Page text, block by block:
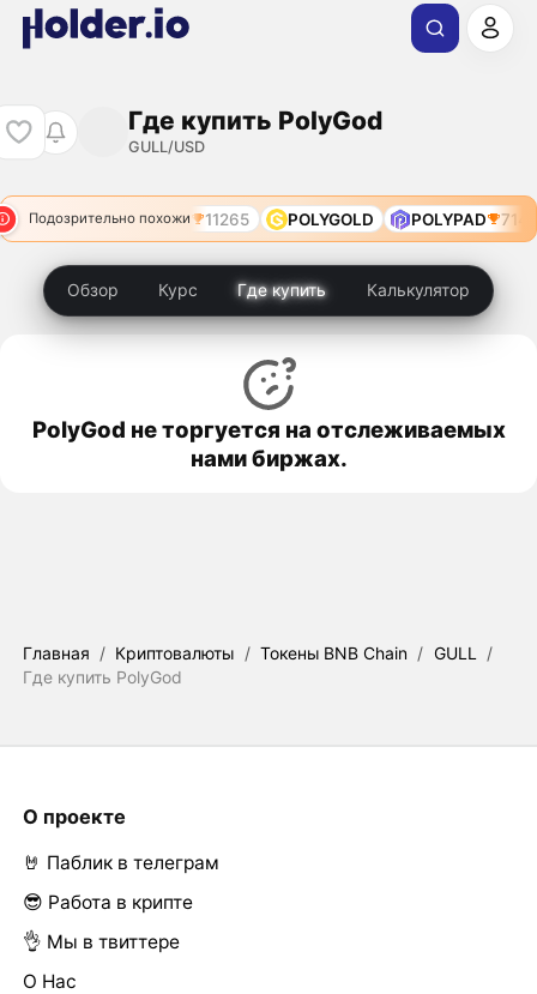
Где купить PolyGod
GULL/USD
Подозрительно похожи
8097 PGEN 11265 POLYGOLD POLYPAD 7149
Обзор Курс Где купить Калькулятор
PolyGod не торгуется на отслеживаемых
нами биржах.
Главная / Криптовалюты / Токены BNB Chain / GULL
/
Где купить PolyGod
О проекте
🤘 Паблик в телеграм
😎 Работа в крипте
👌 Мы в твиттере
О Нас